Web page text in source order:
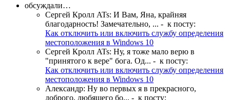
обсуждали…
Сергей Кролл ATs: И Вам, Яна, крайняя
благодарность! Замечательно, ... - к посту:
Как отключить или включить службу определения
местоположения в Windows 10
Сергей Кролл ATs: Ну, я тоже мало верю в
"принятого к вере" бога. Од... - к посту:
Как отключить или включить службу определения
местоположения в Windows 10
Александр: Ну во первых я в прекрасного,
доброго, любящего бо... - к посту: